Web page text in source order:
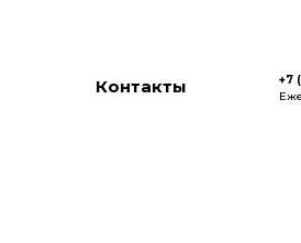
+7
Контакты